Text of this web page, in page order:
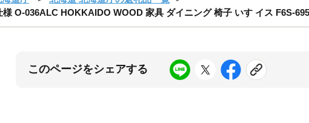
O-036ALC HOKKAIDO WOOD 家具 ダイニング 椅子 いす イス F6S-695
このページをシェアする